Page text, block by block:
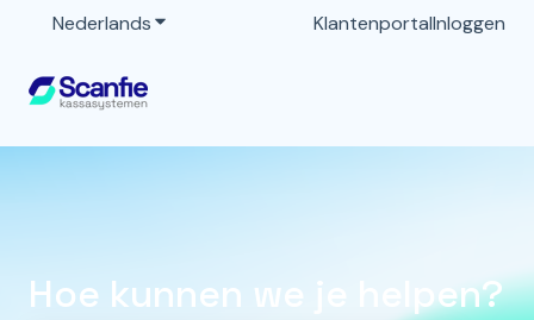
NederlandsSubmenu tonen voor vertalingen
KlantenportalInloggen
Hoe kunnen we je helpen?